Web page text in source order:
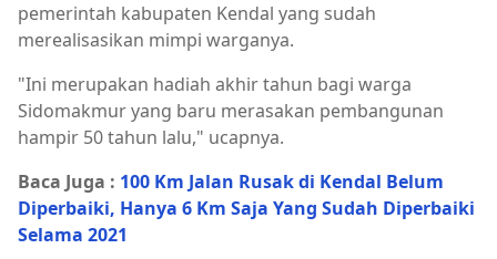
pemerintah kabupaten Kendal yang sudah
merealisasikan mimpi warganya.
"Ini merupakan hadiah akhir tahun bagi warga
Sidomakmur yang baru merasakan pembangunan
hampir 50 tahun lalu," ucapnya.
Baca Juga : 100 Km Jalan Rusak di Kendal Belum
Diperbaiki, Hanya 6 Km Saja Yang Sudah Diperbaiki
Selama 2021